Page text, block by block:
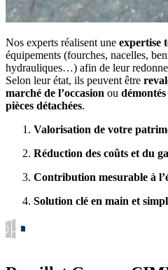
Nos experts réalisent une expertise
équipements (fourches, nacelles,
hydrauliques…) afin de leur
Selon leur état, ils peuvent être
marché de l’occasion ou
pièces détachées.
Valorisation de votre
Réduction des coûts et du
Contribution mesurable à
Solution clé en main et